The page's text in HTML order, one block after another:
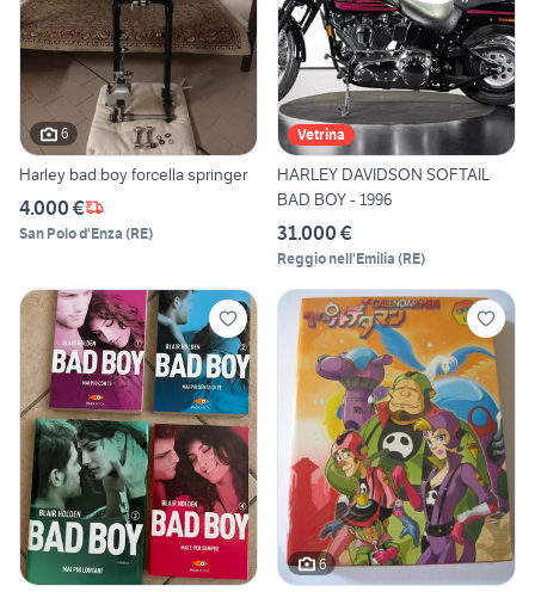
6
Harley bad boy forcella springer
4.000 €
San Polo d'Enza (RE)
Vetrina
HARLEY DAVIDSON SOFTAIL
BAD BOY - 1996
31.000 €
Reggio nell'Emilia (RE)
6